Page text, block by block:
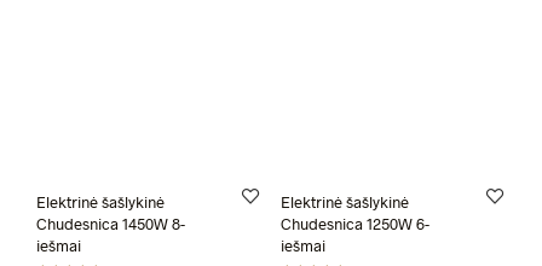
Elektrinė šašlykinė
Chudesnica 1450W 8-
iešmai
Elektrinė šašlykinė
Chudesnica 1250W 6-
iešmai